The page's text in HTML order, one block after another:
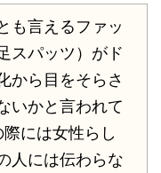
も言えるファッ
スパッツ）がド
から目をそらさ
いかと言われて
には女性らし
人には伝わらな